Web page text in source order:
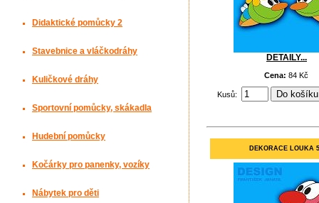
DETAILY...
Cena:84 Kč
Kusů:
DEKORACE LOUKA
Didaktické pomůcky 2
Stavebnice a vláčkodráhy
Kuličkové dráhy
Sportovní pomůcky, skákadla
Hudební pomůcky
Kočárky pro panenky, vozíky
Nábytek pro děti